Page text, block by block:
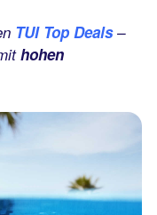
TUI Top Deals–
hohen